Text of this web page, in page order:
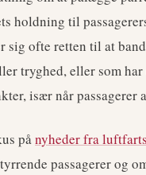
holdning til
ofte retten til at
tryghed, eller som
især når
pånyheder fra
passagerer og